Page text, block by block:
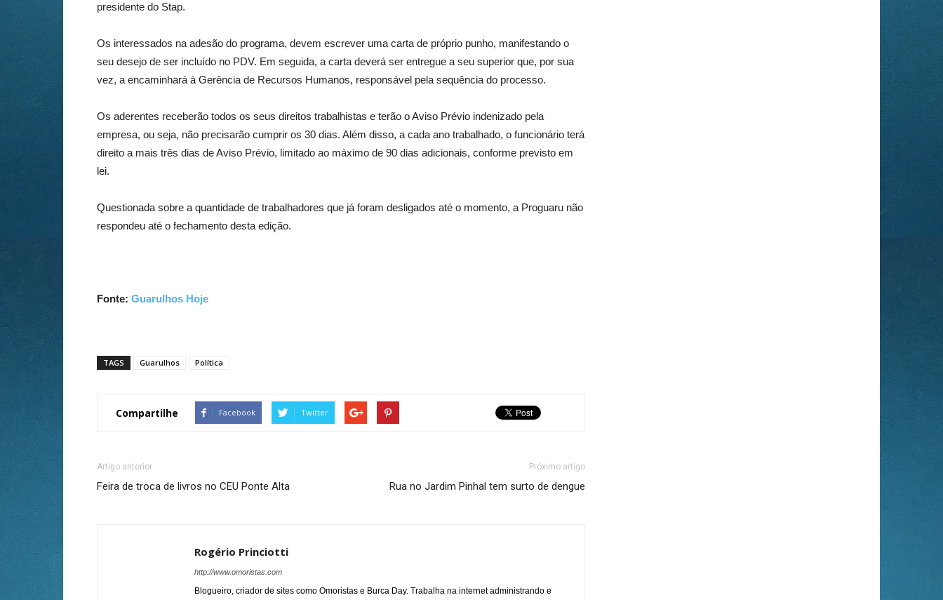
presidente do Stap.
Os interessados na adesão do programa, devem escrever uma carta de próprio punho, manifestando o
seu desejo de ser incluído no PDV. Em seguida, a carta deverá ser entregue a seu superior que, por sua
vez, a encaminhará à Gerência de Recursos Humanos, responsável pela sequência do processo.
Os aderentes receberão todos os seus direitos trabalhistas e terão o Aviso Prévio indenizado pela
empresa, ou seja, não precisarão cumprir os 30 dias. Além disso, a cada ano trabalhado, o funcionário terá
direito a mais três dias de Aviso Prévio, limitado ao máximo de 90 dias adicionais, conforme previsto em
lei.
Questionada sobre a quantidade de trabalhadores que já foram desligados até o momento, a Proguaru não
respondeu até o fechamento desta edição.
Fonte: Guarulhos Hoje
TAGS Guarulhos Política
Compartilhe Facebook Twitter
Artigo anterior
Feira de troca de livros no CEU Ponte Alta
Próximo artigo
Rua no Jardim Pinhal tem surto de dengue
Rogério Princiotti
http://www.omoristas.com
Blogueiro, criador de sites como Omoristas e Burca Day. Trabalha na internet administrando e